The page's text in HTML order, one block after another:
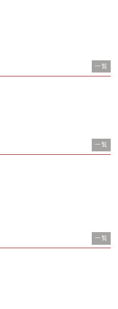
一覧
一覧
一覧